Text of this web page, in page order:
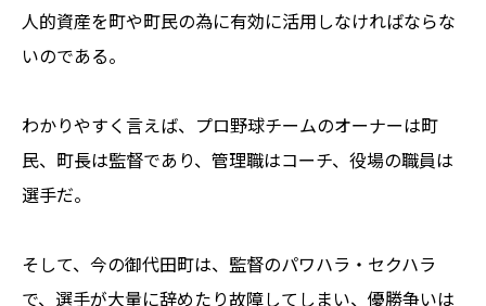
人的資産を町や町民の為に有効に活用しなければならな
いのである。
わかりやすく言えば、プロ野球チームのオーナーは町
民、町長は監督であり、管理職はコーチ、役場の職員は
選手だ。
そして、今の御代田町は、監督のパワハラ・セクハラ
で、選手が大量に辞めたり故障してしまい、優勝争いは